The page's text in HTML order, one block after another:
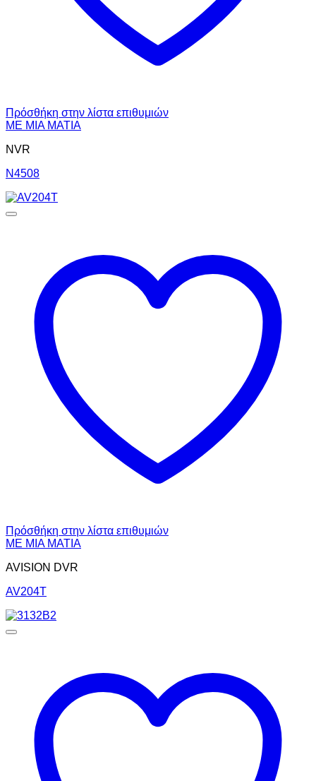
Πρόσθήκη στην λίστα επιθυμιών
ΜΕ ΜΙΑ ΜΑΤΙΑ
NVR
N4508
Πρόσθήκη στην λίστα επιθυμιών
ΜΕ ΜΙΑ ΜΑΤΙΑ
AVISION DVR
AV204T